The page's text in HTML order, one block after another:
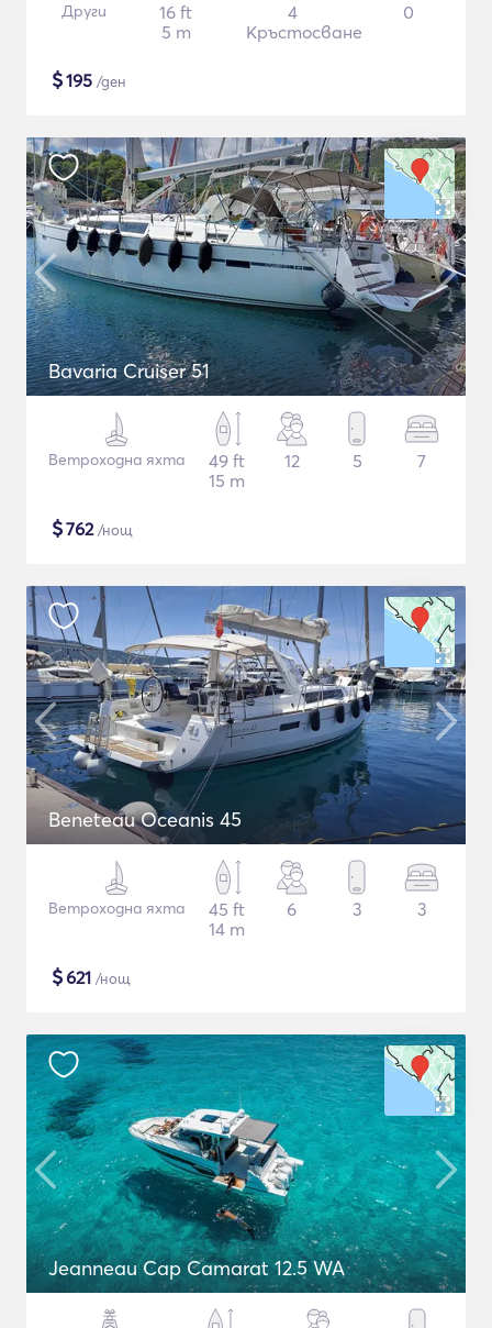
Други
16 ft
5 m
4
Кръстосване
0
$195 /ден
Bavaria Cruiser 51
Ветроходна яхта
49 ft
15 m
12 5 7
$762/нощ
Beneteau Oceanis 45
Ветроходна яхта
45 ft
14 m
6 3 3
$621 /нощ
Jeanneau Cap Camarat 12.5 WA